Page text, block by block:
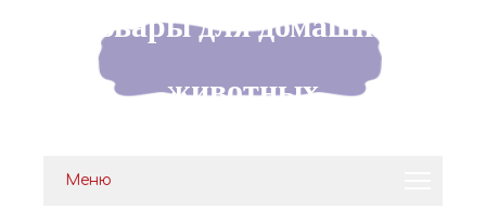
Товары для домашних
животных
Меню